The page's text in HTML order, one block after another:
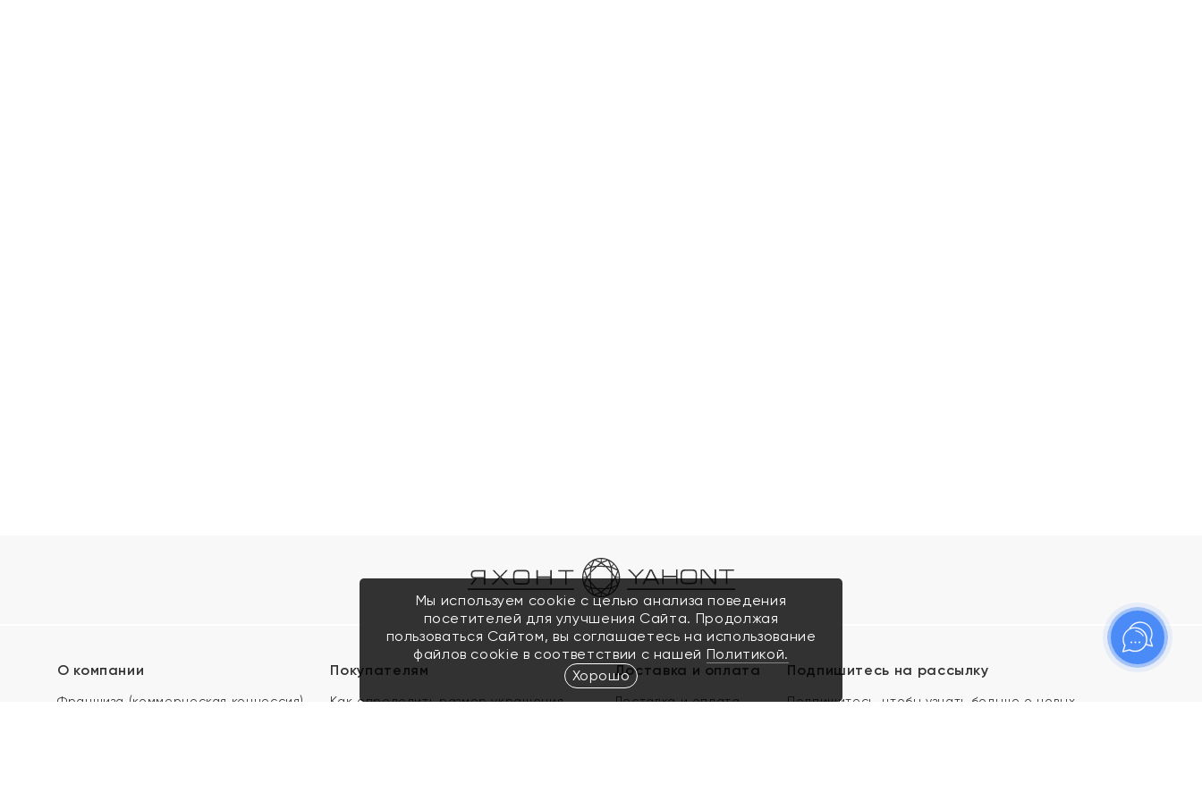
О компании
Франшиза (коммерческая концессия)
Покупателям
Как определить размер украшения
Доставка и оплата
Доставка и оплата
Подпишитесь на рассылку
Подпишитесь, чтобы узнать больше о новых
Мы используем cookie с целью анализа поведения
посетителей для улучшения Сайта. Продолжая
пользоваться Сайтом, вы соглашаетесь на использование
файлов cookie в соответствии с нашей Политикой.
Хорошо